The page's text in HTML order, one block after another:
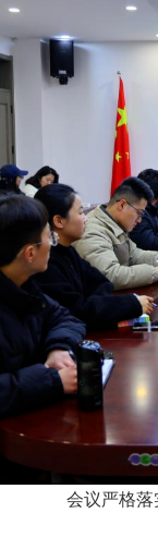
会议严格落